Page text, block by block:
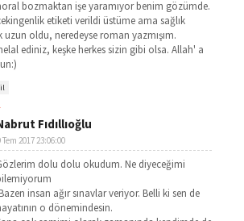
bozmaktan işe yaramıyor benim gözümde.
etiketi verildi üstüme ama sağlık
uzun oldu, neredeyse roman yazmışım.
helal ediniz, keşke herkes sizin gibi olsa. Allah' a
Fıdıllıoğlu
Tem 2017 23:06:00
dolu dolu okudum. Ne diyeceğimi
insan ağır sınavlar veriyor. Belli ki sen de
o dönemindesin.